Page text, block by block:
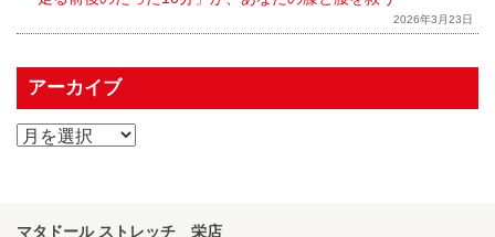
2026年3月23日
アーカイブ
マタドール ストレッチ 栄店